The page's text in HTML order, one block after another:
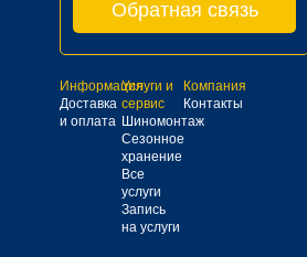
Обратная связь
Информация
Доставка
и оплата
Услуги и
сервис
Шиномонтаж
Сезонное
хранение
Все
услуги
Запись
на услуги
Компания
Контакты